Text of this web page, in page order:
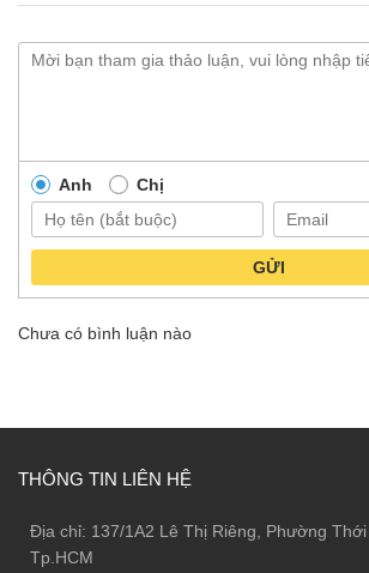
Anh Chị
GỬI
Chưa có bình luận nào
THÔNG TIN LIÊN HỆ
Địa chỉ: 137/1A2 Lê Thị Riêng, Phường Thới
Tp.HCM